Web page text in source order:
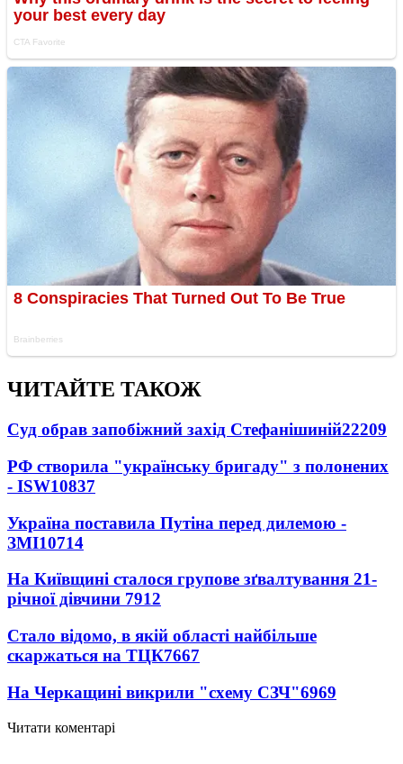
ЧИТАЙТЕ ТАКОЖ
Суд обрав запобіжний захід Стефанішиній22209
РФ створила "українську бригаду" з полонених
- ISW10837
Україна поставила Путіна перед дилемою -
ЗМІ10714
На Київщині сталося групове зґвалтування 21-
річної дівчини 7912
Стало відомо, в якій області найбільше
скаржаться на ТЦК7667
На Черкащині викрили "схему СЗЧ"6969
Читати коментарі